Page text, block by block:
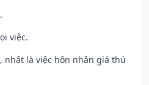
việc.
nhất là việc hôn nhân giá thú